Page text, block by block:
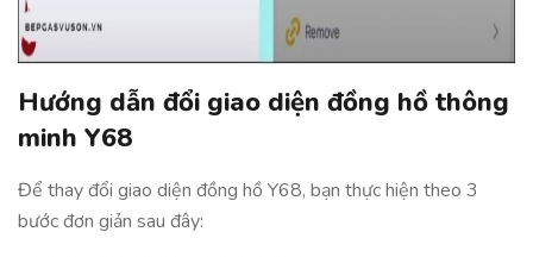
Hướng dẫn đổi giao diện đồng hồ thông
minh Y68
Để thay đổi giao diện đồng hồ Y68, bạn thực hiện theo 3
bước đơn giản sau đây: